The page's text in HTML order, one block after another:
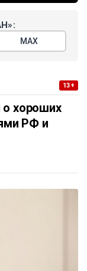
МАХ
13+
о хороших
РФ и